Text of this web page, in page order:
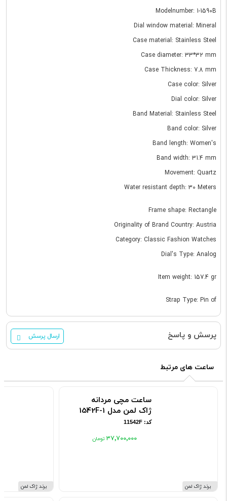
Modelnumber: 1-1590B
Dial window material: Mineral
Case material: Stainless Steel
Case diameter: 33*32 mm
Case Thickness: 7.8 mm
Case color: Silver
Dial color: Silver
Band Material: Stainless Steel
Band color: Silver
Band length: Women's
Band width: 31.4 mm
Movement: Quartz
Water resistant depth: 30 Meters
Frame shape: Rectangle
Originality of Brand Country: Austria
Category: Classic Fashion Watches
Dial's Type: Analog
Item weight: 157.4 gr
Strap Type: Pin of
پرسش و پاسخ ارسال پرسش
ساعت های مرتبط
برند ژاک لمن
ساعت مچی مردانه ژاک
لمن مدل 1-1542F
کد: 11542F
۳۷٬۷۰۰٬۰۰۰
برند ژاک لمن